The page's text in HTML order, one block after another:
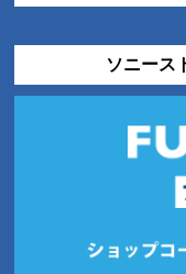
ソニース